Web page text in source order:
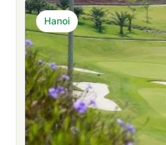
Hanoi